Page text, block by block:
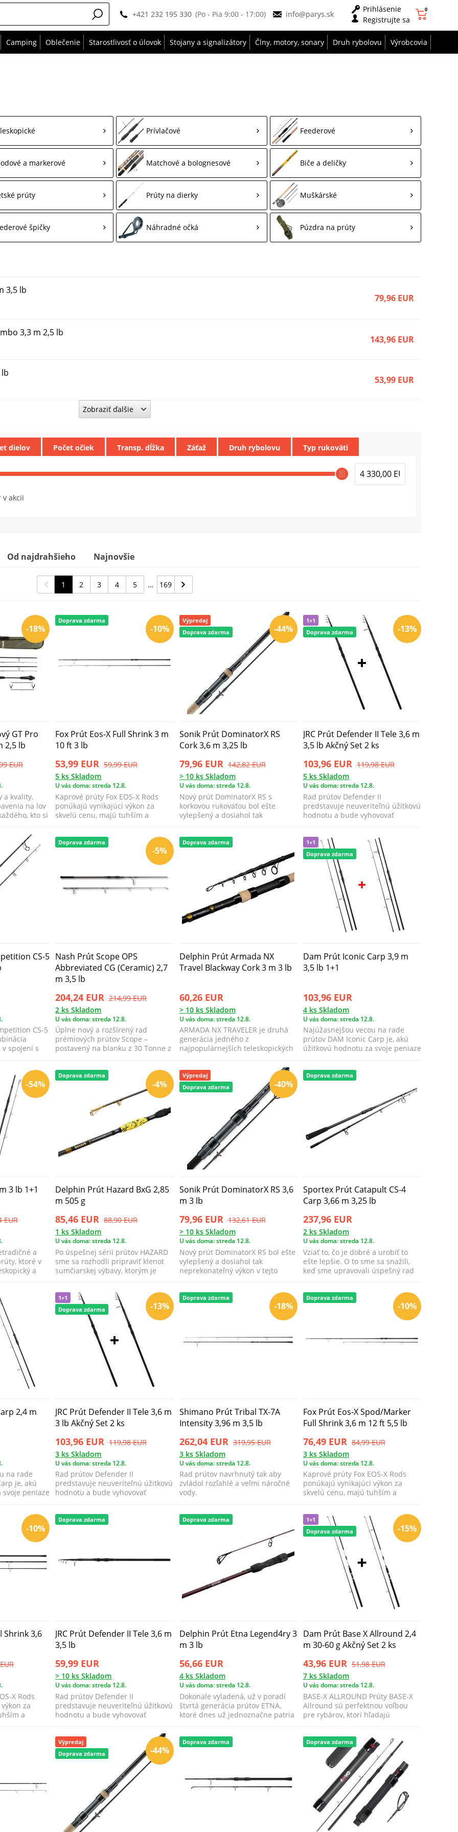
+421 232 195 330 (Po - Pia 9:00 - 17:00) info@parys.sk
Prihlásenie
Registrujte sa
0
Camping Oblečenie Starostlivosť o úlovok Stojany a signalizátory Člny, motory, sonary Druh rybolovu Výrobcovia
Prívlačové Feederové
a markerové Matchové a bolognesové Biče a deličky
prúty Prúty na dierky Muškárské
špičky Náhradné očká Púzdra na prúty
3,5 lb
79,96 EUR
3,3 m 2,5 lb
143,96 EUR
53,99 EUR
Set 2 ks
103,96 EUR
(Ceramic) 2,7 m 3,5 lb
Cork 3 m 3 lb
60,26 EUR
Zobraziť ďalšie
v akcii
dielov Počet očiek Transp. dĺžka Záťaž Druh rybolovu Typ rukoväti
Od najdrahšieho Najnovšie
1 2 3 4 5 169
-18%
GT Pro
2,5 lb
EUR
a kvality.
na lov
kto si
-10%
Doprava zdarma
Fox Prút Eos-X Full Shrink 3 m
10 ft 3 lb
53,99 EUR 59,99 EUR
5 ks Skladom
U vás doma: streda 12.8.
Kaprové prúty Fox EOS-X Rods
ponúkajú vynikajúci výkon za
skvelú cenu, majú tuhším a
-44%
Výpredaj
Doprava zdarma
Sonik Prút DominatorX RS
Cork 3,6 m 3,25 lb
79,96 EUR 142,82 EUR
> 10 ks Skladom
U vás doma: streda 12.8.
Nový prút DominatorX RS s
korkovou rukoväťou bol ešte
vylepšený a dosiahol tak
-13%
1+1
Doprava zdarma
JRC Prút Defender II Tele 3,6 m
3,5 lb Akčný Set 2 ks
103,96 EUR 119,98 EUR
5 ks Skladom
U vás doma: streda 12.8.
Rad prútov Defender II
predstavuje neuveriteľnú úžitkovú
hodnotu a bude vyhovovať
CS-5
CS-5
spojení s
-5%
Doprava zdarma
Nash Prút Scope OPS
Abbreviated CG (Ceramic) 2,7
m 3,5 lb
204,24 EUR 214,99 EUR
2 ks Skladom
U vás doma: streda 12.8.
Úplne nový a rozšírený rad
prémiových prútov Scope –
postavený na blanku z 30 Tonne z
Doprava zdarma
Delphin Prút Armada NX
Travel Blackway Cork 3 m 3 lb
60,26 EUR
> 10 ks Skladom
U vás doma: streda 12.8.
ARMADA NX TRAVELER je druhá
generácia jedného z
najpopulárnejších teleskopických
1+1
Doprava zdarma
Dam Prút Iconic Carp 3,9 m
3,5 lb 1+1
103,96 EUR
4 ks Skladom
U vás doma: streda 12.8.
Najúžasnejšou vecou na rade
prútov DAM Iconic Carp je, akú
úžitkovú hodnotu za svoje peniaze
-54%
3 lb 1+1
EUR
a
ktoré v
a
-4%
Doprava zdarma
Delphin Prút Hazard BxG 2,85
m 505 g
85,46 EUR 88,90 EUR
1 ks Skladom
U vás doma: streda 12.8.
Po úspešnej sérii prútov HAZARD
sme sa rozhodli pripraviť klenot
sumčiarskej výbavy, ktorým je
-40%
Výpredaj
Doprava zdarma
Sonik Prút DominatorX RS 3,6
m 3 lb
79,96 EUR 132,61 EUR
> 10 ks Skladom
U vás doma: streda 12.8.
Nový prút DominatorX RS bol ešte
vylepšený a dosiahol tak
neprekonateľný výkon v tejto
Doprava zdarma
Sportex Prút Catapult CS-4
Carp 3,66 m 3,25 lb
237,96 EUR
2 ks Skladom
U vás doma: streda 12.8.
Vziať to, čo je dobré a urobiť to
ešte lepšie. O to sme sa snažili,
keď sme upravovali úspešný rad
2,4 m
na rade
je, akú
peniaze
-13%
1+1
Doprava zdarma
JRC Prút Defender II Tele 3,6 m
3 lb Akčný Set 2 ks
103,96 EUR 119,98 EUR
3 ks Skladom
U vás doma: streda 12.8.
Rad prútov Defender II
predstavuje neuveriteľnú úžitkovú
hodnotu a bude vyhovovať
-18%
Doprava zdarma
Shimano Prút Tribal TX-7A
Intensity 3,96 m 3,5 lb
262,04 EUR 319,95 EUR
3 ks Skladom
U vás doma: streda 12.8.
Rad prútov navrhnutý tak aby
zvládol rozľahlé a veľmi náročné
vody.
-10%
Doprava zdarma
Fox Prút Eos-X Spod/Marker
Full Shrink 3,6 m 12 ft 5,5 lb
76,49 EUR 84,99 EUR
3 ks Skladom
U vás doma: streda 12.8.
Kaprové prúty Fox EOS-X Rods
ponúkajú vynikajúci výkon za
skvelú cenu, majú tuhším a
-10%
Shrink 3,6
X Rods
za
a
Doprava zdarma
JRC Prút Defender II Tele 3,6 m
3,5 lb
59,99 EUR
> 10 ks Skladom
U vás doma: streda 12.8.
Rad prútov Defender II
predstavuje neuveriteľnú úžitkovú
hodnotu a bude vyhovovať
Doprava zdarma
Delphin Prút Etna Legend4ry 3
m 3 lb
56,66 EUR
4 ks Skladom
U vás doma: streda 12.8.
Dokonale vyladená, už v poradí
štvrtá generácia prútov ETNA,
ktoré dnes už jednoznačne patria
-15%
1+1
Doprava zdarma
Dam Prút Base X Allround 2,4
m 30-60 g Akčný Set 2 ks
43,96 EUR 51,98 EUR
7 ks Skladom
U vás doma: streda 12.8.
BASE-X ALLROUND Prúty BASE-X
Allround sú perfektnou voľbou
pre rybárov, ktorí hľadajú
-44%
Výpredaj
Doprava zdarma
Doprava zdarma Doprava zdarma